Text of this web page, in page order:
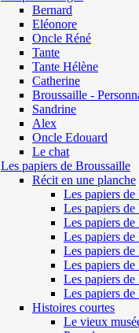
Bernard
Eléonore
Oncle Réné
Tante
Tante Hélène
Catherine
Broussaille -
Sandrine
Alex
Oncle Edouard
Le chat
Les papiers de Broussaille
Récit en une planche
Les papiers
Les papiers
Les papiers
Les papiers
Les papiers
Les papiers
Les papiers
Les papiers
Histoires courtes
Le vieux